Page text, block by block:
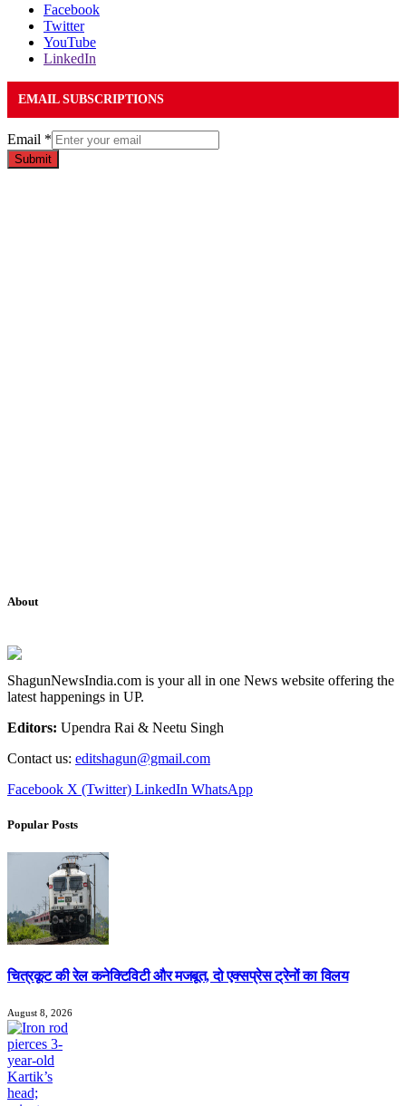
Facebook
Twitter
YouTube
LinkedIn
EMAIL SUBSCRIPTIONS
Email *
Submit
About
ShagunNewsIndia.com is your all in one News website offering the
latest happenings in UP.
Editors: Upendra Rai & Neetu Singh
Contact us: editshagun@gmail.com
Facebook X (Twitter) LinkedIn WhatsApp
Popular Posts
चित्रकूट की रेल कनेक्टिविटी और मजबूत, दो एक्सप्रेस ट्रेनों का विलय
August 8, 2026